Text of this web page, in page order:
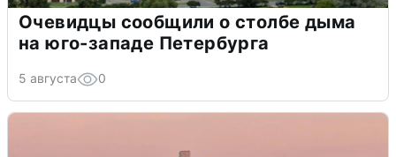
Очевидцы сообщили о столбе дыма
на юго-западе Петербурга
5 августа 0